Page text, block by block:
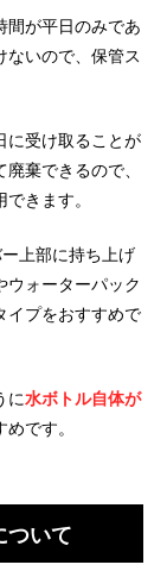
間が平日のみであ
ないので、保管ス
に受け取ることが
棄できるので、
きます。
上部に持ち上げ
ウォーターパック
イプをおすすめで
に水ボトル自体が
です。
ついて